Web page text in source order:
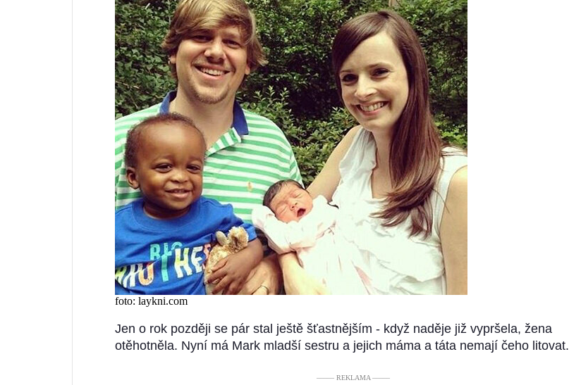
foto: laykni.com
Jen o rok později se pár stal ještě šťastnějším - když naděje již vypršela, žena
otěhotněla. Nyní má Mark mladší sestru a jejich máma a táta nemají čeho litovat.
––––– REKLAMA –––––